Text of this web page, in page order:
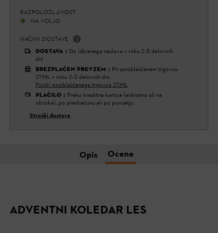
RAZPOLOŽLJIVOST
NA VOLJO
NAČINI DOSTAVE
DOSTAVA : Do izbranega naslova v roku 2-5 delovnih
dni
BREZPLAČEN PREVZEM : Pri pooblaščenem trgovcu
STIHL v roku 2-3 delovnih dni
Poišči pooblaščenega trgovca STIHL
PLAČILO : Preko kreditne kartice (enkratno ali na
obroke), po predračunu ali po povzetju
Stroški dostave
Opis Ocene
ADVENTNI KOLEDAR LES